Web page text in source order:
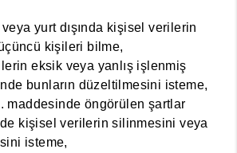
yurt dışında kişisel verilerin
üçüncü kişileri bilme,
eksik veya yanlış işlenmiş
bunların düzeltilmesini isteme,
maddesinde öngörülen şartlar
kişisel verilerin silinmesini veya
isteme,